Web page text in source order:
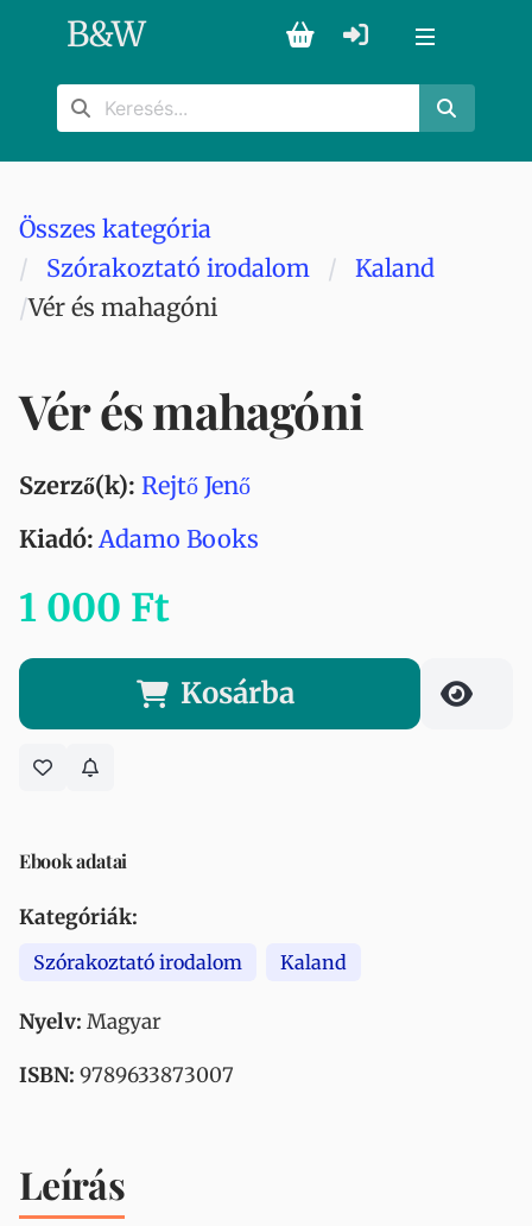
B&W
Összes kategória
Szórakoztató irodalom
Kaland
Vér és mahagóni
Vér és mahagóni
Szerző(k): Rejtő Jenő
Kiadó: Adamo Books
1 000 Ft
Kosárba
Ebook adatai
Kategóriák:
Szórakoztató irodalom Kaland
Nyelv: Magyar
ISBN: 9789633873007
Leírás